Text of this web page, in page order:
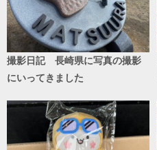
撮影日記 長崎県に写真の撮影
にいってきました